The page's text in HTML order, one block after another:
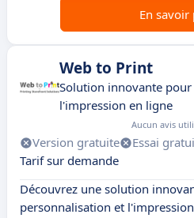
En savoir
Web to Print
Solution innovante pour
l'impression en ligne
Aucun avis
Version gratuite Essai
Tarif sur demande
Découvrez une solution
personnalisation et